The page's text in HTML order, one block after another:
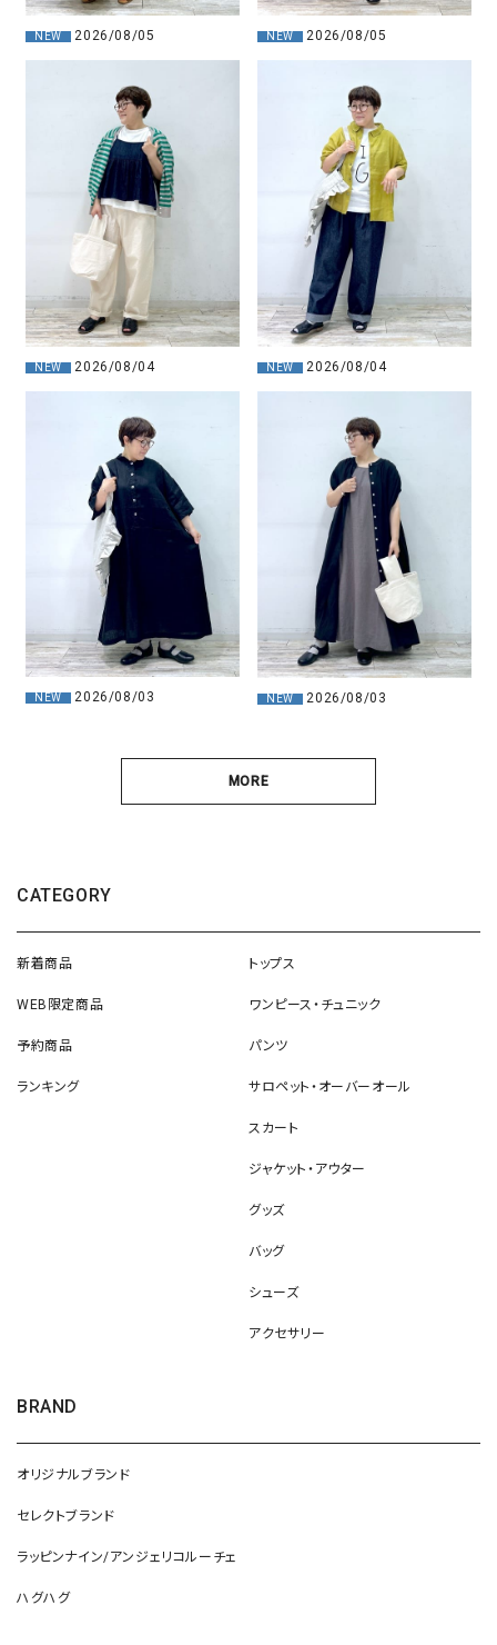
NEW 2026/08/05 NEW 2026/08/05
NEW 2026/08/04 NEW 2026/08/04
NEW 2026/08/03 NEW 2026/08/03
MORE
CATEGORY
新着商品
WEB限定商品
予約商品
ランキング
トップス
ワンピース・チュニック
パンツ
サロペット・オーバーオール
スカート
ジャケット・アウター
グッズ
バッグ
シューズ
アクセサリー
BRAND
オリジナルブランド
セレクトブランド
ラッピンナイン/アンジェリコルーチェ
ハグハグ